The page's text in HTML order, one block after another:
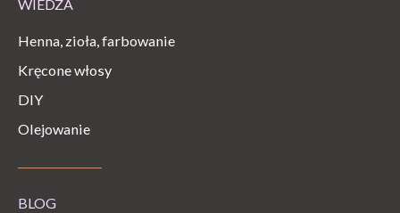
WIEDZA
Henna, zioła, farbowanie
Kręcone włosy
DIY
Olejowanie
BLOG